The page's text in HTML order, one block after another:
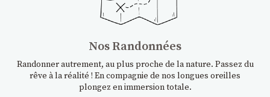
Nos Randonnées
Randonner autrement, au plus proche de la nature. Passez du
rêve à la réalité ! En compagnie de nos longues oreilles
plongez en immersion totale.